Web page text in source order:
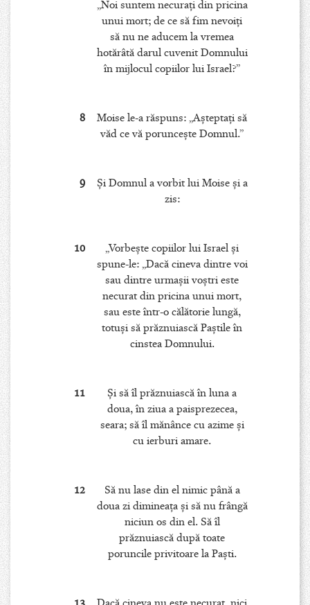
„Noi suntem necuraţi din pricina
unui mort; de ce să fim nevoiţi
să nu ne aducem la vremea
hotărâtă darul cuvenit Domnului
în mijlocul copiilor lui Israel?”
8
Moise le-a răspuns: „Aşteptaţi să
văd ce vă porunceşte Domnul.”
9
Şi Domnul a vorbit lui Moise şi a
zis:
10
„Vorbeşte copiilor lui Israel şi
spune-le: „Dacă cineva dintre voi
sau dintre urmaşii voştri este
necurat din pricina unui mort,
sau este într-o călătorie lungă,
totuşi să prăznuiască Paştile în
cinstea Domnului.
11
Şi să îl prăznuiască în luna a
doua, în ziua a paisprezecea,
seara; să îl mănânce cu azime şi
cu ierburi amare.
12
Să nu lase din el nimic până a
doua zi dimineaţa şi să nu frângă
niciun os din el. Să îl
prăznuiască după toate
poruncile privitoare la Paşti.